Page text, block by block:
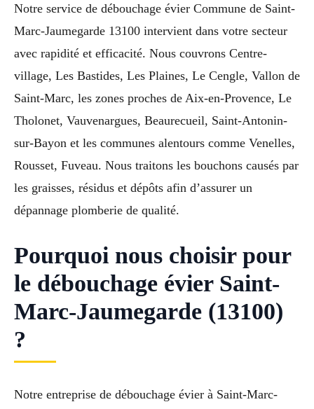
Notre service de débouchage évier Commune de Saint-
Marc-Jaumegarde 13100 intervient dans votre secteur
avec rapidité et efficacité. Nous couvrons Centre-
village, Les Bastides, Les Plaines, Le Cengle, Vallon de
Saint-Marc, les zones proches de Aix-en-Provence, Le
Tholonet, Vauvenargues, Beaurecueil, Saint-Antonin-
sur-Bayon et les communes alentours comme Venelles,
Rousset, Fuveau. Nous traitons les bouchons causés par
les graisses, résidus et dépôts afin d’assurer un
dépannage plomberie de qualité.
Pourquoi nous choisir pour
le débouchage évier Saint-
Marc-Jaumegarde (13100)
?
Notre entreprise de débouchage évier à Saint-Marc-